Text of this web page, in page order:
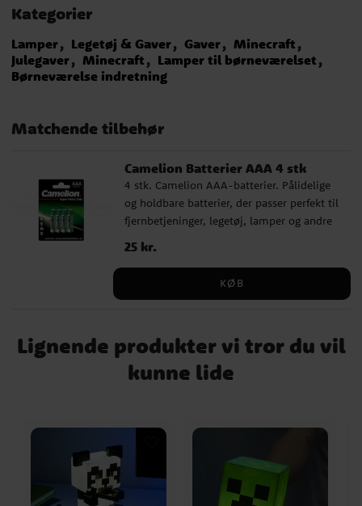
Kategorier
Lamper Legetøj & Gaver Gaver
Minecraft
Julegaver
Minecraft
Lamper til børneværelset
Børneværelse indretning
Matchende tilbehør
Camelion Batterier AAA 4 stk
4 stk. Camelion AAA-batterier. Pålidelige
og holdbare batterier, der passer perfekt til
fjernbetjeninger, legetøj, lamper og andre
hverdagsting.
Pris:25 kr.
25 kr.
KØB
Lignende produkter vi tror du vil
kunne lide